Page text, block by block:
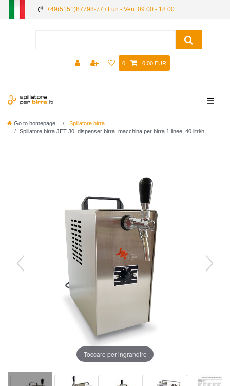
+49(5151)87798-77 / Lun - Ven: 09:00 - 18:00
0 0,00 EUR
☰
Go to homepage
Spillatore birra
Spillatore birra JET 30, dispenser birra, macchina per birra 1 linee, 40 litri/h
Toccare per ingrandire